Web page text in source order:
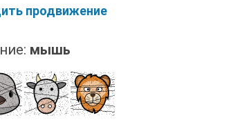
продвижение
мышь